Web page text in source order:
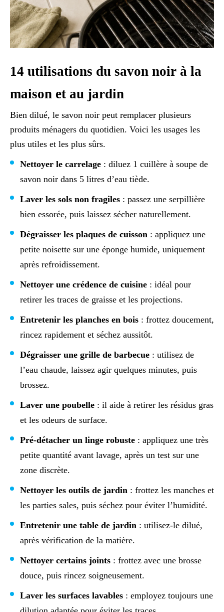
14 utilisations du savon noir à la
maison et au jardin
Bien dilué, le savon noir peut remplacer plusieurs
produits ménagers du quotidien. Voici les usages les
plus utiles et les plus sûrs.
Nettoyer le carrelage : diluez 1 cuillère à soupe de
savon noir dans 5 litres d’eau tiède.
Laver les sols non fragiles : passez une serpillière
bien essorée, puis laissez sécher naturellement.
Dégraisser les plaques de cuisson : appliquez une
petite noisette sur une éponge humide, uniquement
après refroidissement.
Nettoyer une crédence de cuisine : idéal pour
retirer les traces de graisse et les projections.
Entretenir les planches en bois : frottez doucement,
rincez rapidement et séchez aussitôt.
Dégraisser une grille de barbecue : utilisez de
l’eau chaude, laissez agir quelques minutes, puis
brossez.
Laver une poubelle : il aide à retirer les résidus gras
et les odeurs de surface.
Pré-détacher un linge robuste : appliquez une très
petite quantité avant lavage, après un test sur une
zone discrète.
Nettoyer les outils de jardin : frottez les manches et
les parties sales, puis séchez pour éviter l’humidité.
Entretenir une table de jardin : utilisez-le dilué,
après vérification de la matière.
Nettoyer certains joints : frottez avec une brosse
douce, puis rincez soigneusement.
Laver les surfaces lavables : employez toujours une